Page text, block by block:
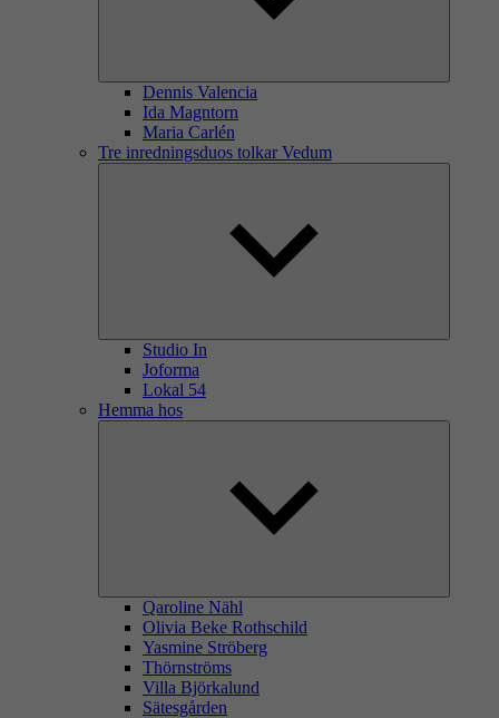
Dennis Valencia
Ida Magntorn
Maria Carlén
Tre inredningsduos tolkar Vedum
Studio In
Joforma
Lokal 54
Hemma hos
Qaroline Nähl
Olivia Beke Rothschild
Yasmine Ströberg
Thörnströms
Villa Björkalund
Sätesgården